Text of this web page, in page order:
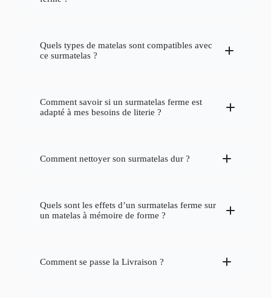
vie de votre
matelas
Quels types de matelas sont compatibles avec
ce surmatelas ?
de forme latex naturel
fibre de coco
Comment savoir si un surmatelas ferme est
adapté à mes besoins de literie ?
froide
forme et le confort
Comment nettoyer son surmatelas dur ?
Séchez le naturellement :
Traitez les taches :
Quels sont les effets d’un surmatelas ferme sur
un matelas à mémoire de forme ?
soutien supérieur
Comment se passe la Livraison ?